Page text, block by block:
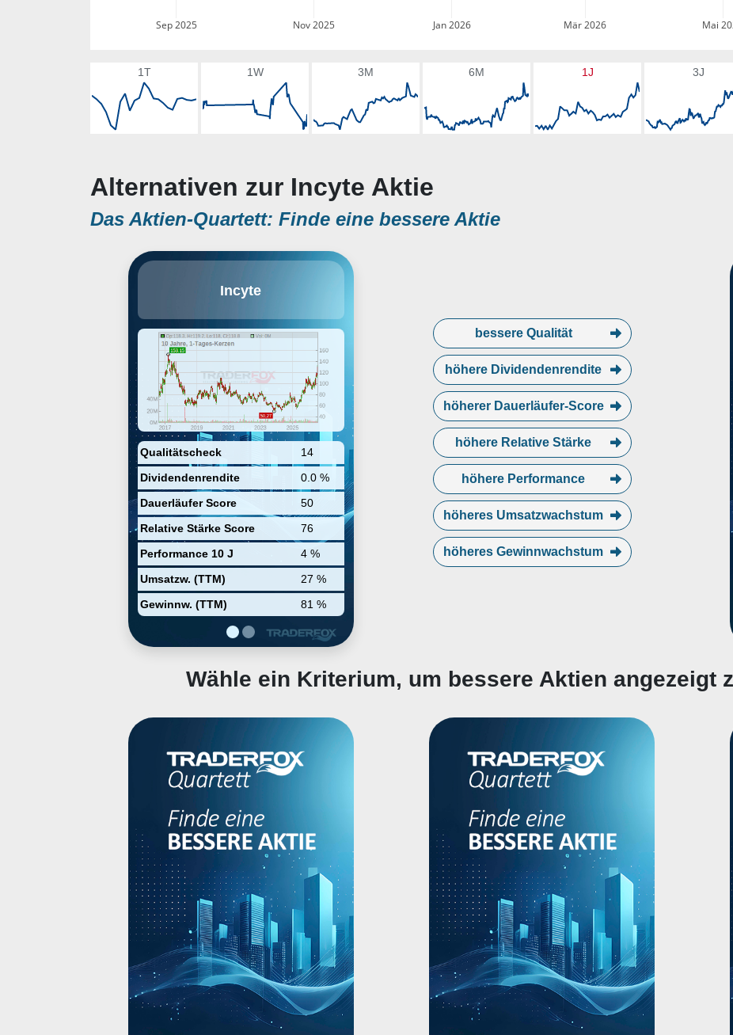
Sep 2025 Nov 2025 Jan 2026 Mär 2026 Mai
1T 1W 3M 6M 1J 3J
Alternativen zur Incyte Aktie
Das Aktien-Quartett: Finde eine bessere Aktie
Incyte
Qualitätscheck
14
Dividendenrendite
0.0 %
Dauerläufer Score
50
Relative Stärke Score
76
Performance 10 J
4 %
Umsatzw. (TTM)
27 %
Gewinnw. (TTM)
81 %
biopharmazeutisches
Erforschung, Entwicklung und
Vermarktung von proprietären
Therapeutika spezialisiert hat. Der
Konzern hat beispielsweise für
Patienten mit Myelofibrose oder
mit Polyzythämie das Produkt
Jakafi entwickelt. Darüber hinaus
arbeitet Incyte an einem
vielfältigen und wachsenden
Portfolio von Produktkandidaten.
Der Unternehmenssitz befindet
sich in Wilmington, Delaware.
bessere Qualität
höhere Dividendenrendite
höherer Dauerläufer-Score
höhere Relative Stärke
höhere Performance
höheres Umsatzwachstum
höheres Gewinnwachstum
Wähle ein Kriterium, um bessere Aktien angezeigt